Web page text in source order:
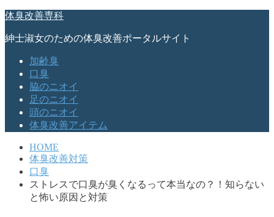
体臭改善専科
紳士淑女のための体臭改善ポータルサイト
加齢臭
口臭
脇のニオイ
足のニオイ
頭のニオイ
体臭改善アイテム
HOME
体臭改善対策
口臭
ストレスで口臭が臭くなるって本当なの？！知らない
と怖い原因と対策